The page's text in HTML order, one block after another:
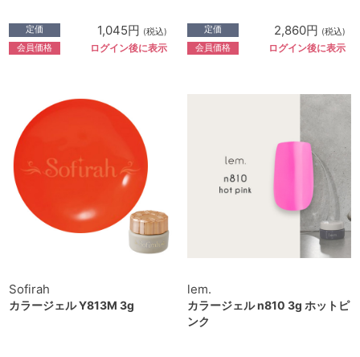
定価 1,045円 (税込)
会員価格 ログイン後に表示
定価 2,860円 (税込)
会員価格 ログイン後に表示
Sofirah
カラージェル Y813M 3g
lem.
カラージェル n810 3g ホットピ
ンク